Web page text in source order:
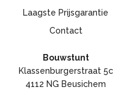
Laagste Prijsgarantie
Contact
Bouwstunt
Klassenburgerstraat 5c
4112 NG Beusichem